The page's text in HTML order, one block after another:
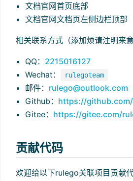
文档官网首页底部
文档官网文档页左侧边栏顶部
相关联系方式（添加烦请注明来意
QQ： 2215016127
Wechat：
rulegoteam
邮件： rulego@outlook.com
Github： https://
Gitee： https://gitee.com/
贡献代码
欢迎给以下rulego关联项目贡献代